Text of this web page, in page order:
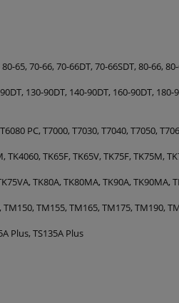
65, 70-66, 70-66DT, 70-66SDT, 80-66,
130-90DT, 140-90DT, 160-90DT, 180-
PC, T7000, T7030, T7040, T7050,
TK65F, TK65V, TK75F, TK75M,
TK80A, TK80MA, TK90A, TK90MA,
TM155, TM165, TM175, TM190,
Plus, TS135A Plus